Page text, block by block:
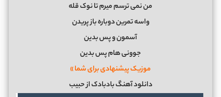
من نمی ترسم میرم تا نوک قله
واسه تمرین دوباره باز پریدن
آسمون و پس بدین
جوونی هام پس بدین
موزیک پیشنهادی برای شما »
دانلود آهنگ بادبادک از حبیب